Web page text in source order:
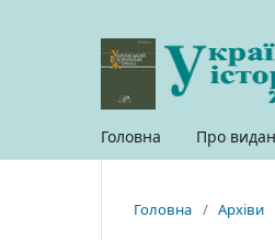
Головна Про
Головна / Архіви